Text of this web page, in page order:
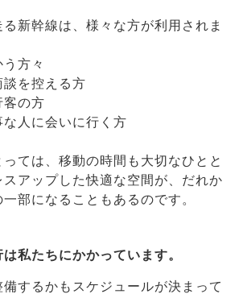
新幹線は、様々な方が利用されま
う方々
談を控える方
客の方
な人に会いに行く方
ては、移動の時間も大切なひとと
スアップした快適な空間が、だれか
部になることもあるのです。
私たちにかかっています。
するかもスケジュールが決まって